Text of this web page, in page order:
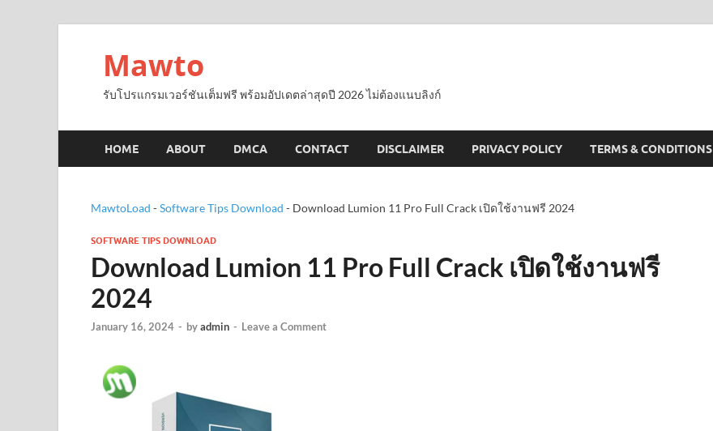
Mawto
รับโปรแกรมเวอร์ชันเต็มฟรี พร้อมอัปเดตล่าสุดปี 2026 ไม่ต้องแนบลิงก์
HOME ABOUT DMCA CONTACT DISCLAIMER PRIVACY POLICY TERMS & CONDITIONS
MawtoLoad -Software Tips Download - Download Lumion 11 Pro Full Crack เปิดใช้งานฟรี 2024
SOFTWARE TIPS DOWNLOAD
Download Lumion 11 Pro Full Crack เปิดใช้งานฟรี
2024
January 16, 2024 - byadmin - Leave a Comment